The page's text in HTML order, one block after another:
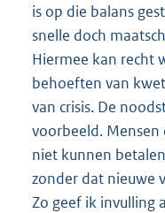
is op die balans
snelle doch
Hiermee kan recht
behoeften van
van crisis. De
voorbeeld. Mensen
niet kunnen
zonder dat nieuwe
Zo geef ik invulling